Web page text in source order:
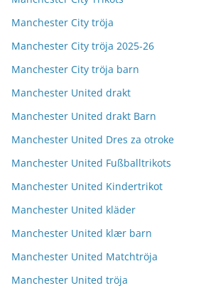
Manchester City tröja
Manchester City tröja 2025-26
Manchester City tröja barn
Manchester United drakt
Manchester United drakt Barn
Manchester United Dres za otroke
Manchester United Fußballtrikots
Manchester United Kindertrikot
Manchester United kläder
Manchester United klær barn
Manchester United Matchtröja
Manchester United tröja